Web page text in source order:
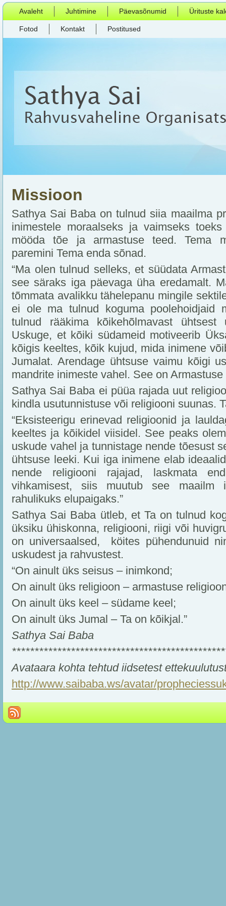
Avaleht Juhtimine Päevasõnumid Ürituste
Fotod Kontakt Postitused
Missioon
Sathya Sai Baba on tulnud siia maailma
inimestele moraalseks ja vaimseks
mööda tõe ja armastuse teed. Tema
paremini Tema enda sõnad.
“Ma olen tulnud selleks, et süüdata
see säraks iga päevaga üha eredamalt.
tõmmata avalikku tähelepanu mingile
ei ole ma tulnud koguma poolehoidjaid
tulnud rääkima kõikehõlmavast
Uskuge, et kõiki südameid motiveerib
kõigis keeltes, kõik kujud, mida inimene
Jumalat. Arendage ühtsuse vaimu kõigi
mandrite inimeste vahel. See on
Sathya Sai Baba ei püüa rajada uut
kindla usutunnistuse või religiooni suunas.
“Eksisteerigu erinevad religioonid ja
keeltes ja kõikidel viisidel. See peaks
uskude vahel ja tunnistage nende tõesust
ühtsuse leeki. Kui iga inimene elab
nende religiooni rajajad, laskmata
vihkamisest, siis muutub see maailm
rahulikuks elupaigaks.”
Sathya Sai Baba ütleb, et Ta on tulnud
üksiku ühiskonna, religiooni, riigi või
on universaalsed, köites pühendunuid
uskudest ja rahvustest.
“On ainult üks seisus – inimkond;
On ainult üks religioon – armastuse
On ainult üks keel – südame keel;
On ainult üks Jumal – Ta on kõikjal.”
Sathya Sai Baba
Avataara kohta tehtud iidsetest
http://www.saibaba.ws/avatar/